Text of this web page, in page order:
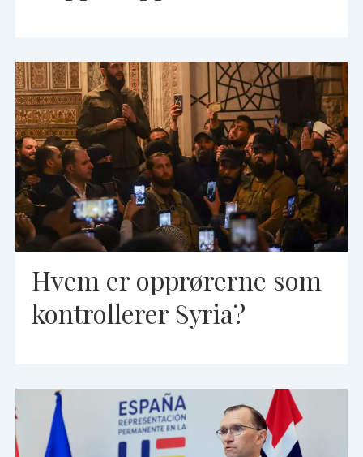
Hvem er opprørerne som
kontrollerer Syria?